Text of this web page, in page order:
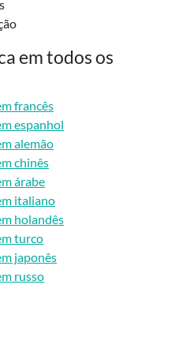
em todos os
francês
espanhol
alemão
chinês
árabe
italiano
holandês
turco
japonês
russo